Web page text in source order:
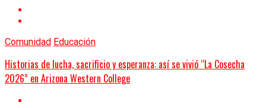
Comunidad Educación
Historias de lucha, sacrificio y esperanza: así se vivió “La Cosecha
2026” en Arizona Western College